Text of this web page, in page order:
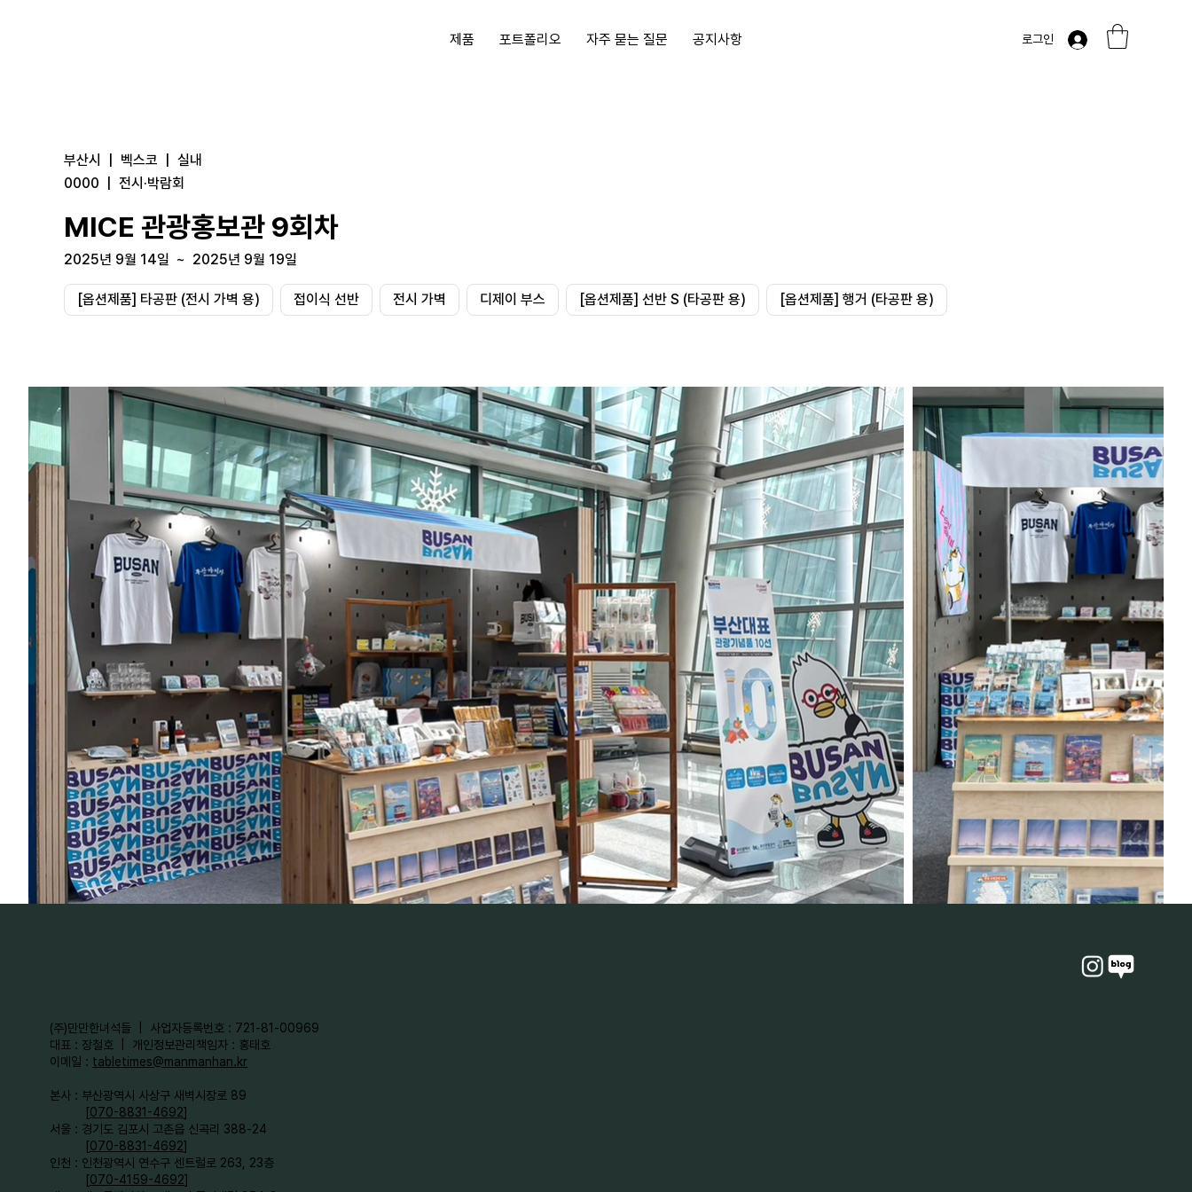
제품 포트폴리오 자주 묻는 질문 공지사항 로그인
부산시 벡스코
실내
0000
전시·박람회
MICE 관광홍보관 9회차
2025년 9월 14일 ~ 2025년 9월 19일
[옵션제품] 타공판 (전시 가벽 용) 접이식 선반 전시 가벽 디제이 부스 [옵션제품] 선반 S (타공판 용) [옵션제품] 행거 (타공판 용)
​(주)만만한녀석들 | 사업자등록번호 : 721-81-00969
대표 : 장철호 | 개인정보관리책임자 : 홍태호
이메일 : tabletimes@manmanhan.kr
본사 : 부산광역시 사상구 새벽시장로 89
[070-8831-4692]
서울 : 경기도 김포시 고촌읍 신곡리 388-24
[070-8831-4692]
인천 : 인천광역시 연수구 센트럴로 263, 23층
[070-4159-4692]​